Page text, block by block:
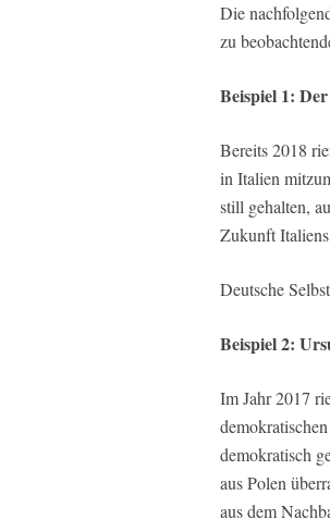
Die
zu
Beispiel 1:
Bereits 2018
in Italien
still gehalten,
Zukunft
Deutsche
Beispiel 2:
Im Jahr 2017
demokratisch
aus Polen
aus dem